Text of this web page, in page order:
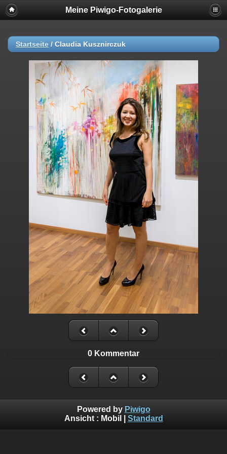
Meine Piwigo-Fotogalerie
Startseite / Claudia Kusznirczuk
0 Kommentar
Powered by Piwigo
Ansicht : Mobil Standard